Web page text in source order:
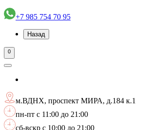
+7 985 754 70 95
Назад
0
м.ВДНХ, проспект МИРА, д.184 к.1
пн-пт с 11:00 до 21:00
сб-вскр с 10:00 до 21:00